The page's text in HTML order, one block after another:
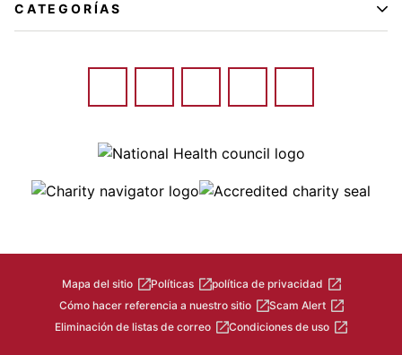
CATEGORÍAS
Image
Image Image
Mapa del sitio Políticas
política de privacidad
Cómo hacer referencia a nuestro sitio
Scam Alert
Eliminación de listas de correo
Condiciones de uso